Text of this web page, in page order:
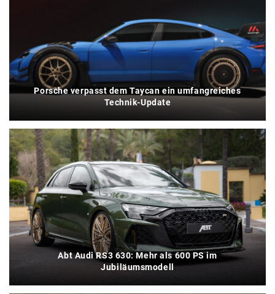
Porsche verpasst dem Taycan ein umfangreiches
Technik-Update
Abt Audi RS3 630: Mehr als 600 PS im
Jubiläumsmodell